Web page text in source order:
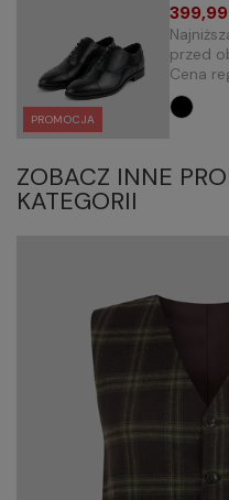
PROMOCJA
399,99
przed
Cena
ZOBACZ INNE
KATEGORII